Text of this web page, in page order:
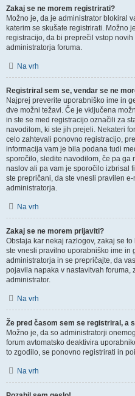
Zakaj se ne morem registrirati?
Možno je, da je administrator blokiral
katerim se skušate registrirati. Možno
registracijo, da bi preprečil vstop
administratorja foruma.
Na vrh
Registriral sem se, vendar se ne
Najprej preverite uporabniško ime in
dve možni težavi. Če je vključena
in ste se med registracijo označili za
navodilom, ki ste jih prejeli. Nekateri
celo zahtevali ponovno registracijo,
informacija vam je bila podana tudi
sporočilo, sledite navodilom, če pa ga
naslov ali pa vam je sporočilo izbrisal
ste prepričani, da ste vnesli pravilen
administratorja.
Na vrh
Zakaj se ne morem prijaviti?
Obstaja kar nekaj razlogov, zakaj se
ste vnesli pravilno uporabniško ime in
administratorja in se prepričajte, da
pojavila napaka v nastavitvah foruma,
administrator.
Na vrh
Že pred časom sem se registriral, a
Možno je, da so administratorji
forum avtomatsko deaktivira
to zgodilo, se ponovno registrirati in
Na vrh